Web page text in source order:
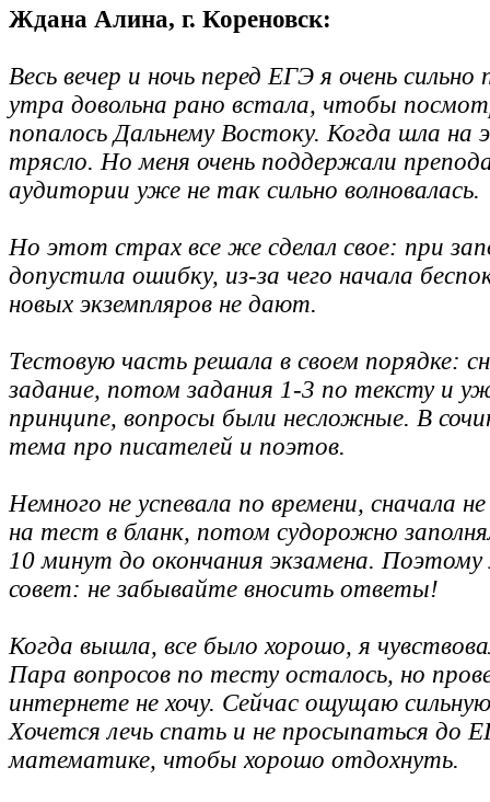
Ждана Алина, г. Кореновск:
Весь вечер и ночь перед ЕГЭ я очень
утра довольна рано встала, чтобы
попалось Дальнему Востоку. Когда шла на
трясло. Но меня очень поддержали
аудитории уже не так сильно волновалась.
Но этот страх все же сделал свое: при
допустила ошибку, из-за чего начала
новых экземпляров не дают.
Тестовую часть решала в своем порядке:
задание, потом задания 1-3 по тексту и
принципе, вопросы были несложные. В
тема про писателей и поэтов.
Немного не успевала по времени, сначала
на тест в бланк, потом судорожно
10 минут до окончания экзамена. Поэтому
совет: не забывайте вносить ответы!
Когда вышла, все было хорошо, я
Пара вопросов по тесту осталось, но
интернете не хочу. Сейчас ощущаю
Хочется лечь спать и не просыпаться до
математике, чтобы хорошо отдохнуть.